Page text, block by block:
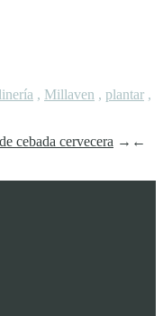
, Millaven , plantar ,
cebada cervecera → ←